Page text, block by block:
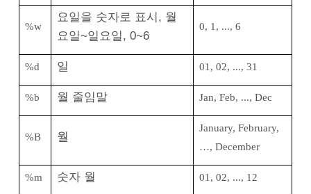
%w
요일을 숫자로 표시, 월
요일~일요일, 0~6
0, 1, ..., 6
%d 일 01, 02, ..., 31
%b 월 줄임말 Jan, Feb, ..., Dec
%B 월
January, February,
…, December
%m 숫자 월 01, 02, ..., 12